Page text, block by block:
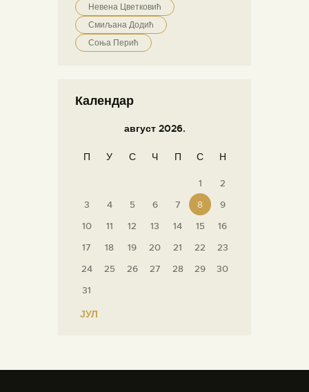
Невена Цветковић
Смиљана Додић
Соња Перић
Календар
август 2026.
П У С Ч П С Н
1
2
3
4 5 6 7 8
9
10
11 12 13 14 15
16
17
18 19 20 21 22
23
24
25 26 27 28 29
30
31
« ЈУЛ